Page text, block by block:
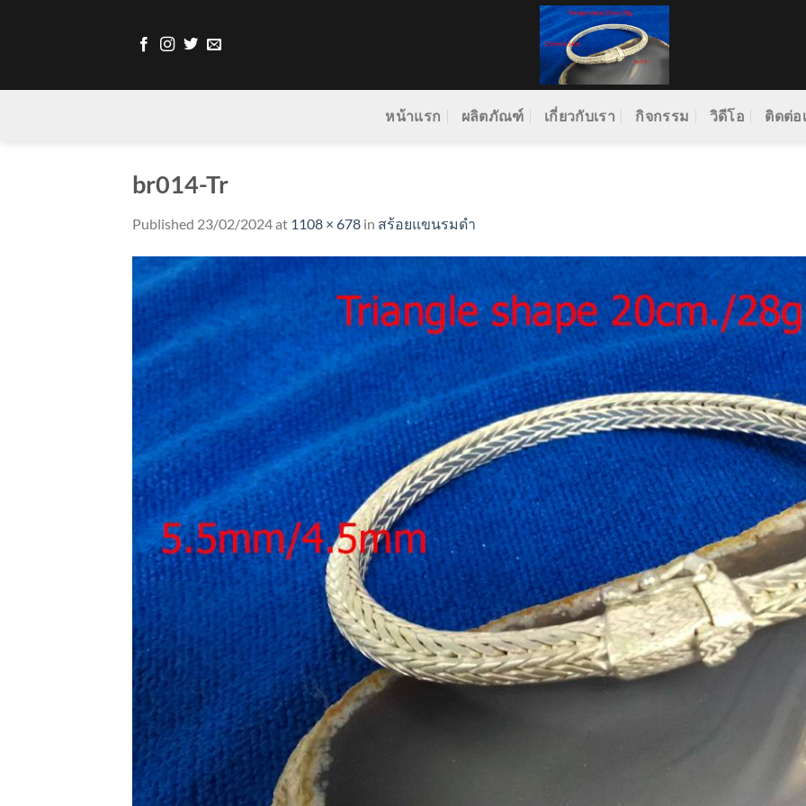
หน้าแรก ผลิตภัณฑ์ เกี่ยวกับเรา กิจกรรม วิดีโอ ติดต่อ
br014-Tr
Published 23/02/2024at 1108 × 678 in สร้อยแขนรมดำ